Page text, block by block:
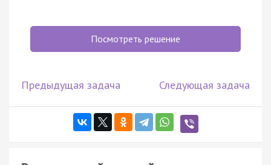
Посмотреть решение
Предыдущая задача Следующая задача